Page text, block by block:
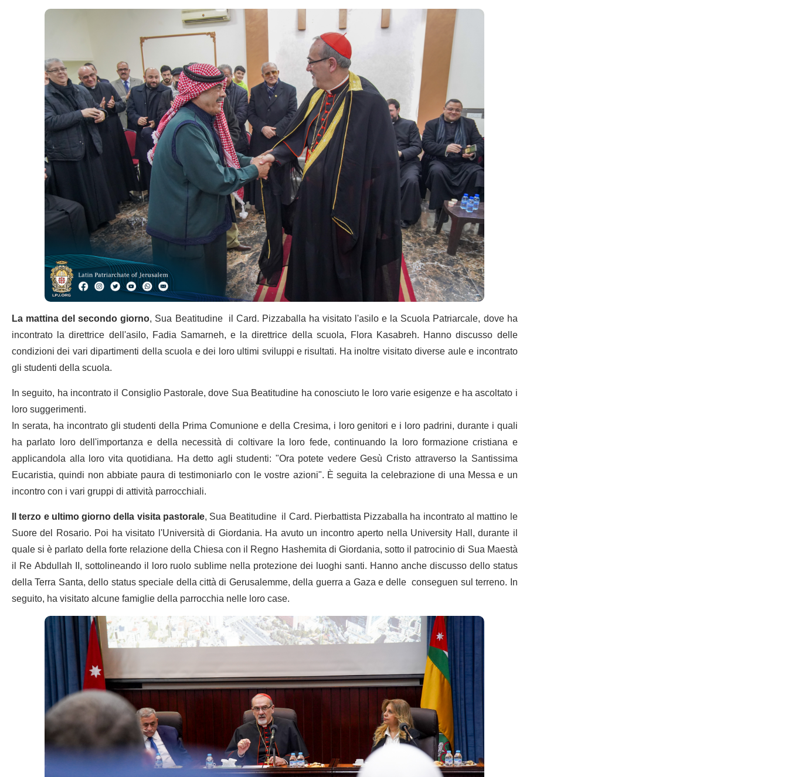
La mattina del secondo giorno, Sua Beatitudine il Card. Pizzaballa ha visitato l'asilo e la Scuola Patriarcale, dove ha
incontrato la direttrice dell'asilo, Fadia Samarneh, e la direttrice della scuola, Flora Kasabreh. Hanno discusso delle
condizioni dei vari dipartimenti della scuola e dei loro ultimi sviluppi e risultati. Ha inoltre visitato diverse aule e incontrato
gli studenti della scuola.
In seguito, ha incontrato il Consiglio Pastorale, dove Sua Beatitudine ha conosciuto le loro varie esigenze e ha ascoltato i
loro suggerimenti.
In serata, ha incontrato gli studenti della Prima Comunione e della Cresima, i loro genitori e i loro padrini, durante i quali
ha parlato loro dell'importanza e della necessità di coltivare la loro fede, continuando la loro formazione cristiana e
applicandola alla loro vita quotidiana. Ha detto agli studenti: "Ora potete vedere Gesù Cristo attraverso la Santissima
Eucaristia, quindi non abbiate paura di testimoniarlo con le vostre azioni". È seguita la celebrazione di una Messa e un
incontro con i vari gruppi di attività parrocchiali.
Il terzo e ultimo giorno della visita pastorale, Sua Beatitudine il Card. Pierbattista Pizzaballa ha incontrato al mattino le
Suore del Rosario. Poi ha visitato l'Università di Giordania. Ha avuto un incontro aperto nella University Hall, durante il
quale si è parlato della forte relazione della Chiesa con il Regno Hashemita di Giordania, sotto il patrocinio di Sua Maestà
il Re Abdullah II, sottolineando il loro ruolo sublime nella protezione dei luoghi santi. Hanno anche discusso dello status
della Terra Santa, dello status speciale della città di Gerusalemme, della guerra a Gaza e delle conseguen sul terreno. In
seguito, ha visitato alcune famiglie della parrocchia nelle loro case.